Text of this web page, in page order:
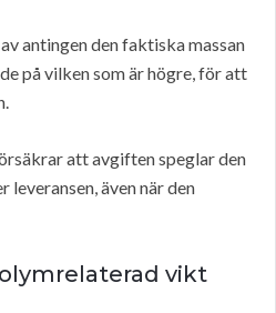
antingen den faktiska massan
på vilken som är högre, för att
att avgiften speglar den
även när den
vikt